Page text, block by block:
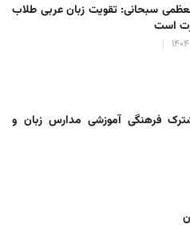
سبحانی: تقویت زبان عربی طلاب
است
فرهنگی آموزشی مدارس زبان و